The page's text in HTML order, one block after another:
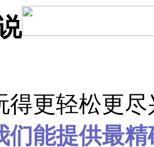
得更轻松更尽
们能提供最